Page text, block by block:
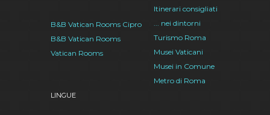
B&B Vatican Rooms Cipro
B&B Vatican Rooms
Vatican Rooms
LINGUE
Itinerari consigliati
... nei dintorni
Turismo Roma
Musei Vaticani
Musei in Comune
Metro di Roma